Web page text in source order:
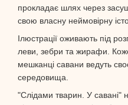
прокладає шлях через
свою власну неймовірну
Ілюстрації оживають під
леви, зебри та жирафи.
мешканці савани ведуть
середовища.
"Слідами тварин. У савані"